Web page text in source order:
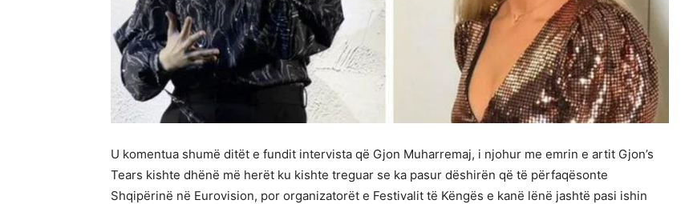
U komentua shumë ditët e fundit intervista që Gjon Muharremaj, i njohur me emrin e artit Gjon’s
Tears kishte dhënë më herët ku kishte treguar se ka pasur dëshirën që të përfaqësonte
Shqipërinë në Eurovision, por organizatorët e Festivalit të Këngës e kanë lënë jashtë pasi ishin